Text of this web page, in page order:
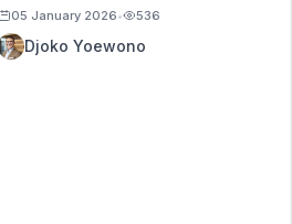
05 January 2026• 536
Djoko Yoewono